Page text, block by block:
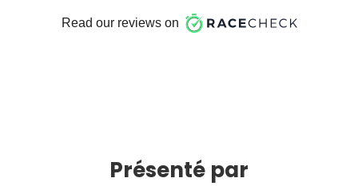
Présenté par